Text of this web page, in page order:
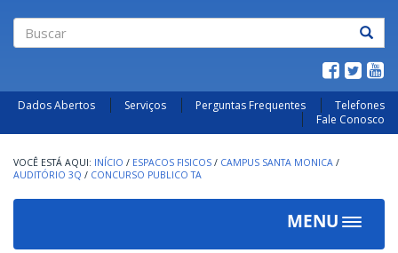
Dados Abertos Serviços Perguntas Frequentes
Telefones
Fale Conosco
INÍCIO / ESPACOS FISICOS / CAMPUS SANTA MONICA /
AUDITÓRIO 3Q / CONCURSO PUBLICO TA
MENU
Toggle